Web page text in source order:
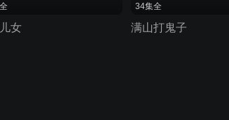
女
34集全
满山打鬼子